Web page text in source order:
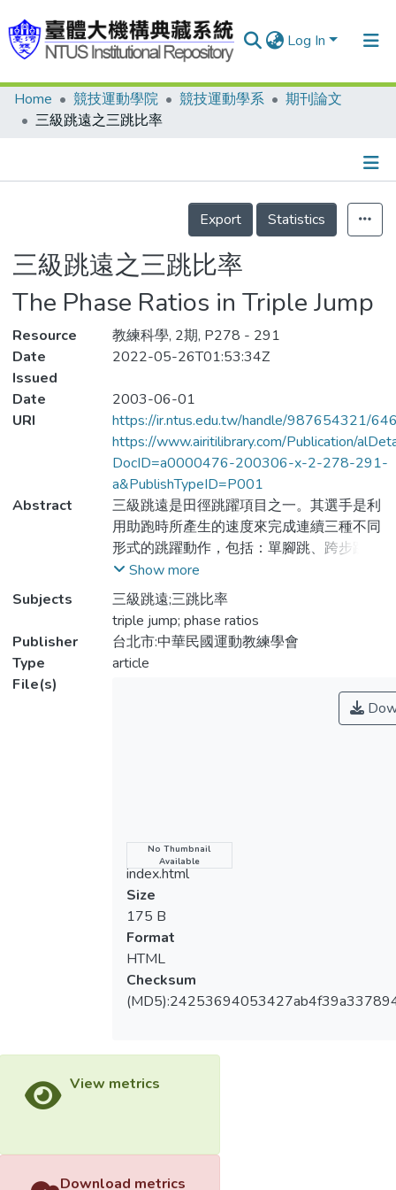
Log In
Communities & Collections
Statistics
Home 競技運動學院 競技運動學系
期刊論文
三級跳遠之三跳比率
Details
Export
Statistics
三級跳遠之三跳比率
The Phase Ratios in Triple Jump
Resource
教練科學, 2期, P278 - 291
Date
Issued
2022-05-26T01:53:34Z
Date
2003-06-01
URI
https://ir.ntus.edu.tw/handle/987654321/
https://www.airitilibrary.com/Publication/
DocID=a0000476-200306-x-2-278-291-
a&PublishTypeID=P001
Abstract
三級跳遠是田徑跳躍項目之一。其選手是利
用助跑時所產生的速度來完成連續三種不同
形式的跳躍動作，包括：單腳跳、跨步跳及
跳躍。三級跳遠成績的好壞主要取決於選手
在三跳中力量的分配情形。三跳比率通常是
作爲測量選手力量分配的方式，並且也是三
級跳遠技術上主要被考慮的因素之一，這對
於成績有亦有顯著性影響。本文主要是以文
技術分類的方式、世界級選手之三跳比率數
據。最佳化的三跳比率及舉出實際個案等方
Show more
Subjects
三級跳遠;三跳比率
triple jump; phase ratios
Publisher
台北市:中華民國運動教練學會
Type
article
File(s)
No Thumbnail
Available
Name
index.html
Size
175 B
Format
HTML
Checksum
View metrics
Download metrics